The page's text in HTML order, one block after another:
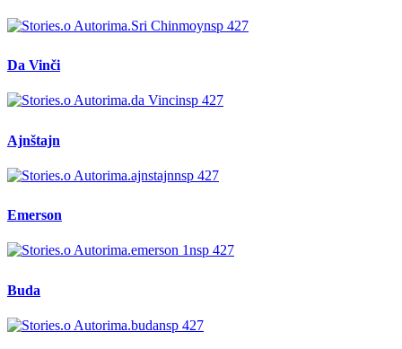
Da Vinči
Ajnštajn
Emerson
Buda